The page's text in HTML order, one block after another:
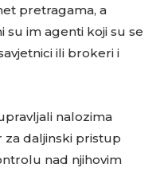
pretragama, a
su im agenti koji su se
ili brokeri i
nalozima
za daljinski pristup
nad njihovim